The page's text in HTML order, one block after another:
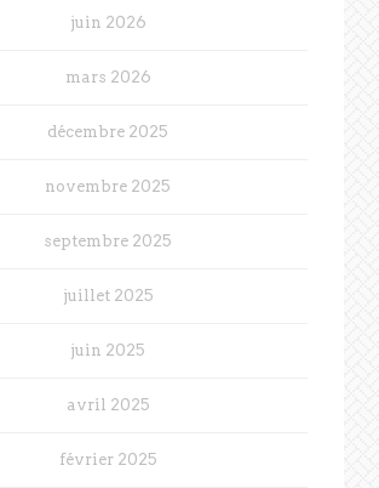
juin 2026
mars 2026
décembre 2025
novembre 2025
septembre 2025
juillet 2025
juin 2025
avril 2025
février 2025